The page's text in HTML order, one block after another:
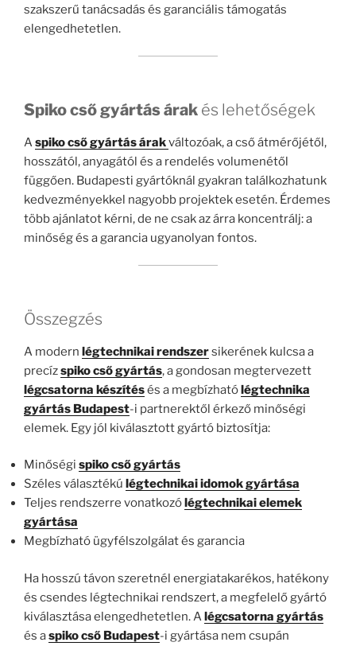
szakszerű tanácsadás és garanciális támogatás
elengedhetetlen.
Spiko cső gyártás árak és lehetőségek
Aspiko cső gyártás árakváltozóak, a cső átmérőjétől,
hosszától, anyagától és a rendelés volumenétől
függően. Budapesti gyártóknál gyakran találkozhatunk
kedvezményekkel nagyobb projektek esetén. Érdemes
több ajánlatot kérni, de ne csak az árra koncentrálj: a
minőség és a garancia ugyanolyan fontos.
Összegzés
A modern légtechnikai rendszersikerének kulcsa a
precízspiko cső gyártás, a gondosan megtervezett
légcsatorna készítésés a megbízhatólégtechnika
gyártás Budapest-i partnerektől érkező minőségi
elemek. Egy jól kiválasztott gyártó biztosítja:
Minőségi spiko cső gyártás
Széles választékú légtechnikai idomok gyártása
Teljes rendszerre vonatkozólégtechnikai elemek
gyártása
Megbízható ügyfélszolgálat és garancia
Ha hosszú távon szeretnél energiatakarékos, hatékony
és csendes légtechnikai rendszert, a megfelelő gyártó
kiválasztása elengedhetetlen. Alégcsatorna gyártás
és aspiko cső Budapest-i gyártása nem csupán